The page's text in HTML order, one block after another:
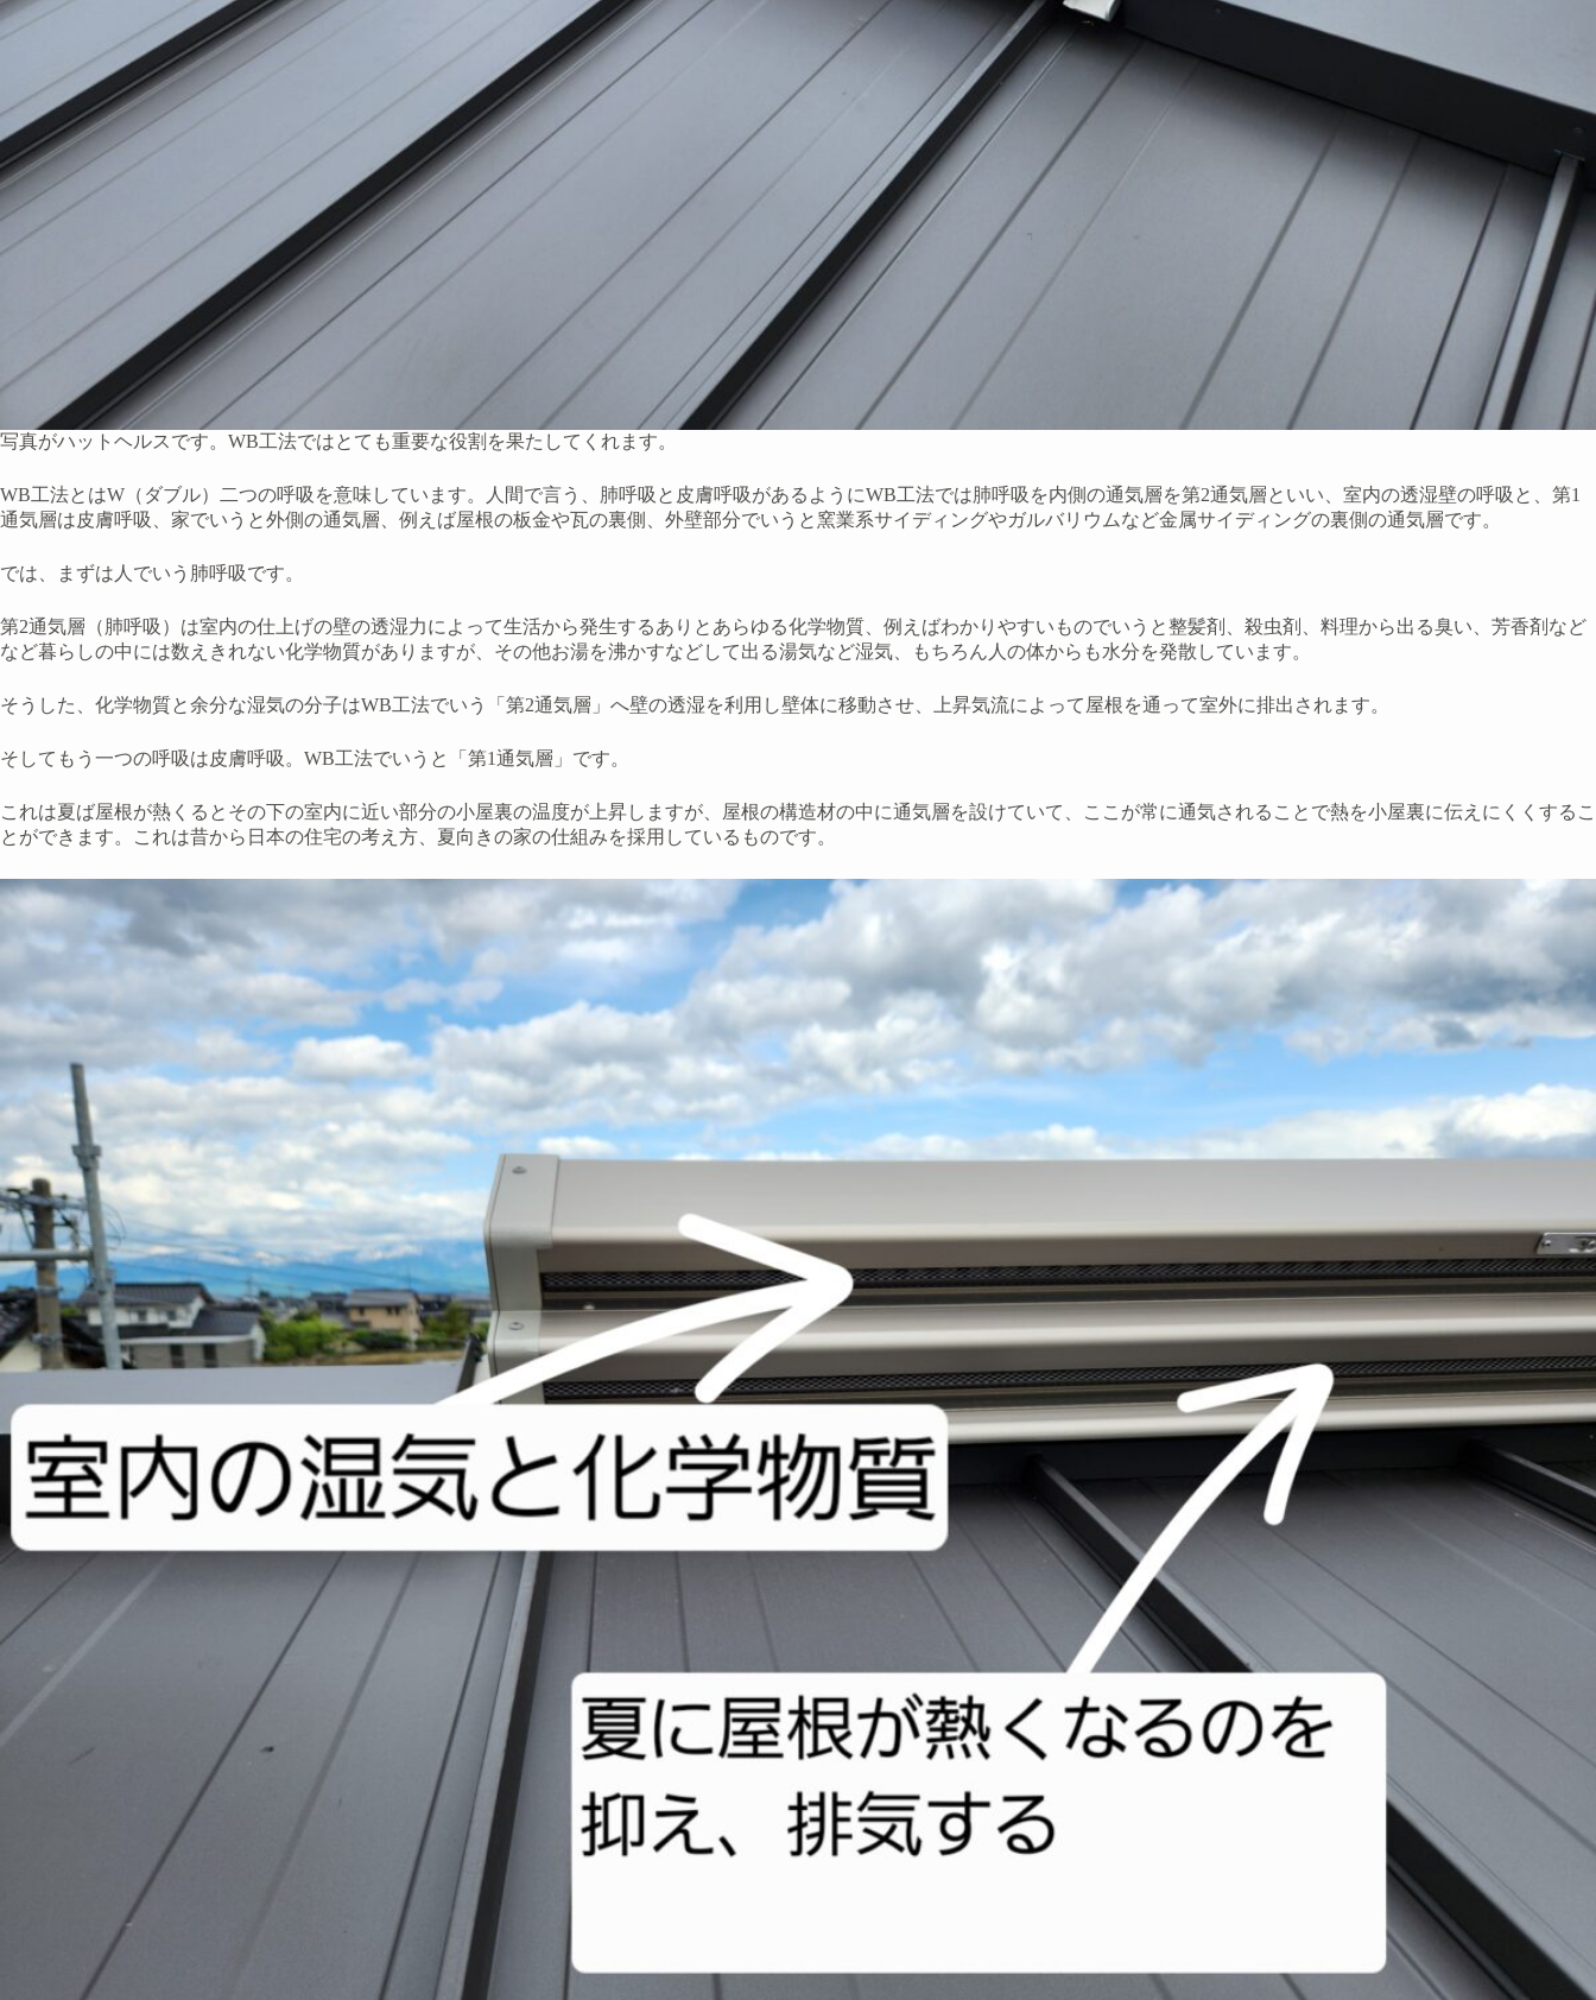
写真がハットヘルスです。WB工法ではとても重要な役割を果たしてくれます。
WB工法とはW（ダブル）二つの呼吸を意味しています。人間で言う、肺呼吸と皮膚呼吸があるようにWB工法では肺呼吸を内側の通気層を第2通気層といい、室内の透湿壁の呼吸と、第1
通気層は皮膚呼吸、家でいうと外側の通気層、例えば屋根の板金や瓦の裏側、外壁部分でいうと窯業系サイディングやガルバリウムなど金属サイディングの裏側の通気層です。
では、まずは人でいう肺呼吸です。
第2通気層（肺呼吸）は室内の仕上げの壁の透湿力によって生活から発生するありとあらゆる化学物質、例えばわかりやすいものでいうと整髪剤、殺虫剤、料理から出る臭い、芳香剤など
など暮らしの中には数えきれない化学物質がありますが、その他お湯を沸かすなどして出る湯気など湿気、もちろん人の体からも水分を発散しています。
そうした、化学物質と余分な湿気の分子はWB工法でいう「第2通気層」へ壁の透湿を利用し壁体に移動させ、上昇気流によって屋根を通って室外に排出されます。
そしてもう一つの呼吸は皮膚呼吸。WB工法でいうと「第1通気層」です。
これは夏ば屋根が熱くるとその下の室内に近い部分の小屋裏の温度が上昇しますが、屋根の構造材の中に通気層を設けていて、ここが常に通気されることで熱を小屋裏に伝えにくくするこ
とができます。これは昔から日本の住宅の考え方、夏向きの家の仕組みを採用しているものです。